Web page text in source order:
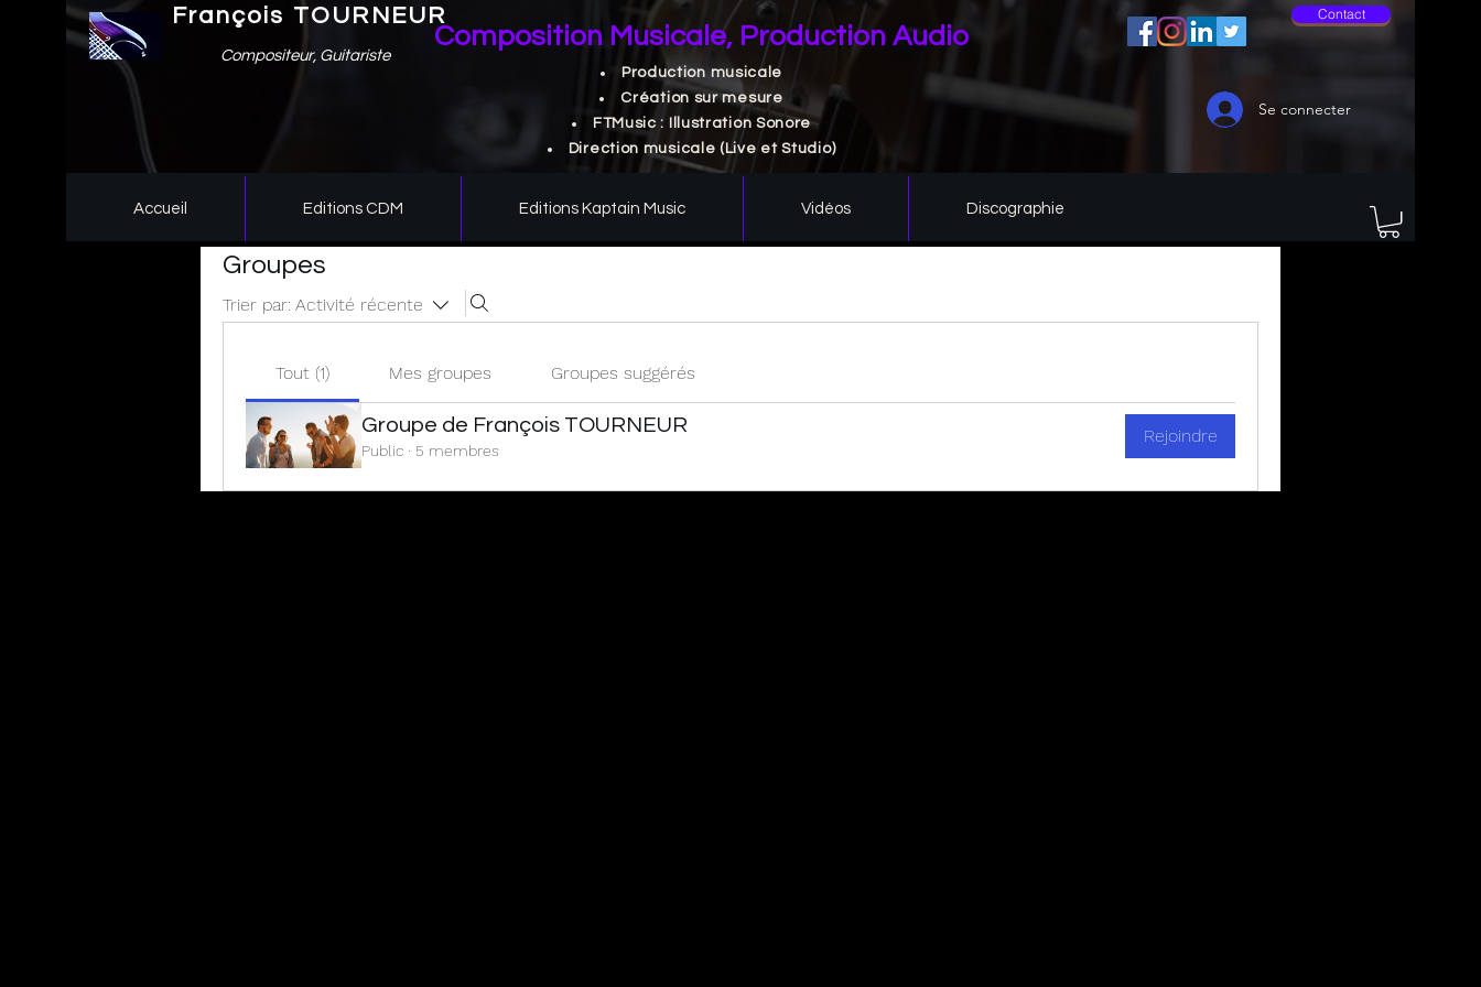
François TOURNEUR
Compositeur, Guitariste
Composition Musicale, Production Audio
Production musicale
Création sur mesure
FTMusic : Illustration Sonore
Direction musicale (Live et Studio)
Contact
Se connecter
Accueil Editions CDM Editions Kaptain Music Vidéos Discographie
Groupes
Trier par: Activité récente
Tout (1) Mes groupes Groupes suggérés
Groupe de François TOURNEUR
Public · 5 membres
Rejoindre